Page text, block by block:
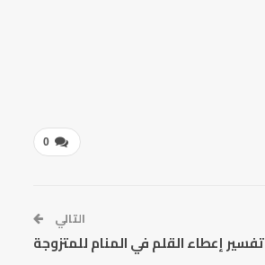
0
التالي
تفسير إعطاء القلم في المنام للمتزوجة